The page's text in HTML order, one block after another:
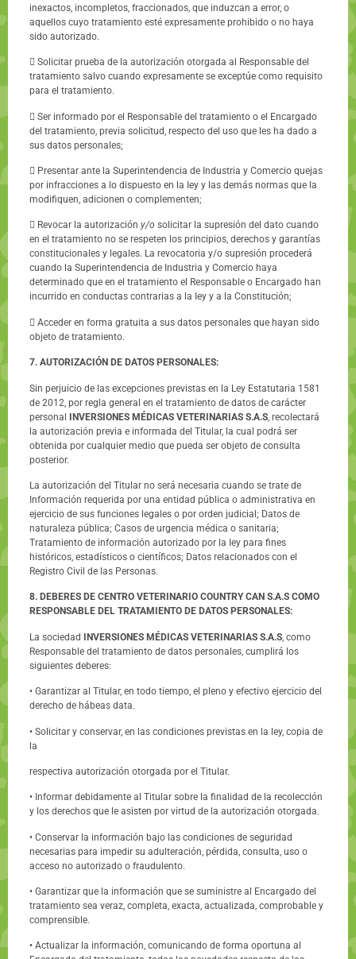
inexactos, incompletos, fraccionados, que induzcan a error, o
aquellos cuyo tratamiento esté expresamente prohibido o no haya
sido autorizado.
 Solicitar prueba de la autorización otorgada al Responsable del
tratamiento salvo cuando expresamente se exceptúe como requisito
para el tratamiento.
 Ser informado por el Responsable del tratamiento o el Encargado
del tratamiento, previa solicitud, respecto del uso que les ha dado a
sus datos personales;
 Presentar ante la Superintendencia de Industria y Comercio quejas
por infracciones a lo dispuesto en la Iey y las demás normas que la
modifiquen, adicionen o complementen;
 Revocar la autorización y/o solicitar la supresión del dato cuando
en el tratamiento no se respeten los principios, derechos y garantías
constitucionales y legales. La revocatoria y/o supresión procederá
cuando la Superintendencia de Industria y Comercio haya
determinado que en el tratamiento el Responsable o Encargado han
incurrido en conductas contrarias a la Iey y a la Constitución;
 Acceder en forma gratuita a sus datos personales que hayan sido
objeto de tratamiento.
7. AUTORIZACIÓN DE DATOS PERSONALES:
Sin perjuicio de las excepciones previstas en la Ley Estatutaria 1581
de 2012, por regla general en el tratamiento de datos de carácter
personal INVERSIONES MÉDICAS VETERINARIAS S.A.S , recolectará
la autorización previa e informada del Titular, la cual podrá ser
obtenida por cualquier medio que pueda ser objeto de consulta
posterior.
La autorización del Titular no será necesaria cuando se trate de
Información requerida por una entidad pública o administrativa en
ejercicio de sus funciones legales o por orden judicial; Datos de
naturaleza pública; Casos de urgencia médica o sanitaria;
Tratamiento de información autorizado por la Iey para fines
históricos, estadísticos o científicos; Datos relacionados con el
Registro Civil de las Personas.
8. DEBERES DE CENTRO VETERINARIO COUNTRY CAN S.A.S COMO
RESPONSABLE DEL TRATAMIENTO DE DATOS PERSONALES:
La sociedad INVERSIONES MÉDICAS VETERINARIAS S.A.S , como
Responsable del tratamiento de datos personales, cumplirá los
siguientes deberes:
• Garantizar al Titular, en todo tiempo, el pleno y efectivo ejercicio del
derecho de hábeas data.
• Solicitar y conservar, en las condiciones previstas en la ley, copia de
la
respectiva autorización otorgada por el Titular.
• Informar debidamente al Titular sobre la finalidad de la recolección
y los derechos que le asisten por virtud de la autorización otorgada.
• Conservar la información bajo las condiciones de seguridad
necesarias para impedir su adulteración, pérdida, consulta, uso o
acceso no autorizado o fraudulento.
• Garantizar que la información que se suministre al Encargado del
tratamiento sea veraz, completa, exacta, actualizada, comprobable y
comprensible.
• Actualizar la información, comunicando de forma oportuna al